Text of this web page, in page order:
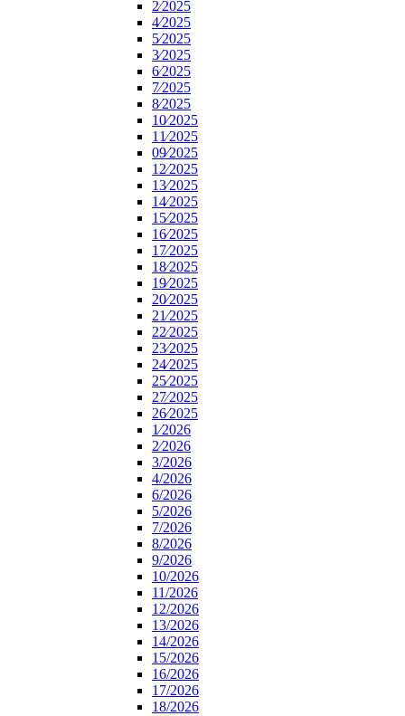
2⁄2025
4⁄2025
5⁄2025
3⁄2025
6⁄2025
7⁄2025
8⁄2025
10⁄2025
11⁄2025
09⁄2025
12⁄2025
13⁄2025
14⁄2025
15⁄2025
16⁄2025
17⁄2025
18⁄2025
19⁄2025
20⁄2025
21⁄2025
22⁄2025
23⁄2025
24⁄2025
25⁄2025
27⁄2025
26⁄2025
1⁄2026
2⁄2026
3/2026
4/2026
6/2026
5/2026
7/2026
8/2026
9/2026
10/2026
11/2026
12/2026
13/2026
14/2026
15/2026
16/2026
17/2026
18/2026